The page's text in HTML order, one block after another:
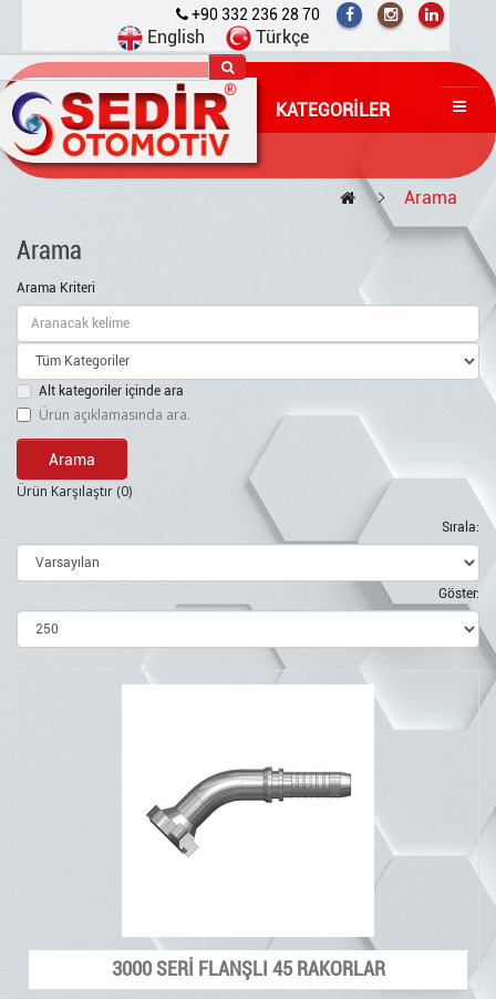
+90 332 236 28 70
English Türkçe
KATEGORILER
Arama
Arama
Arama Kriteri
Alt kategoriler içinde ara
Ürün açıklamasında ara.
Ürün Karşılaştır (0)
Sırala:
Göster:
3000 SERİ FLANŞLI 45 RAKORLAR